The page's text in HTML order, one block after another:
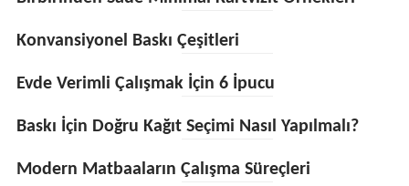
Konvansiyonel Baskı Çeşitleri
Evde Verimli Çalışmak İçin 6 İpucu
Baskı İçin Doğru Kağıt Seçimi Nasıl Yapılmalı?
Modern Matbaaların Çalışma Süreçleri